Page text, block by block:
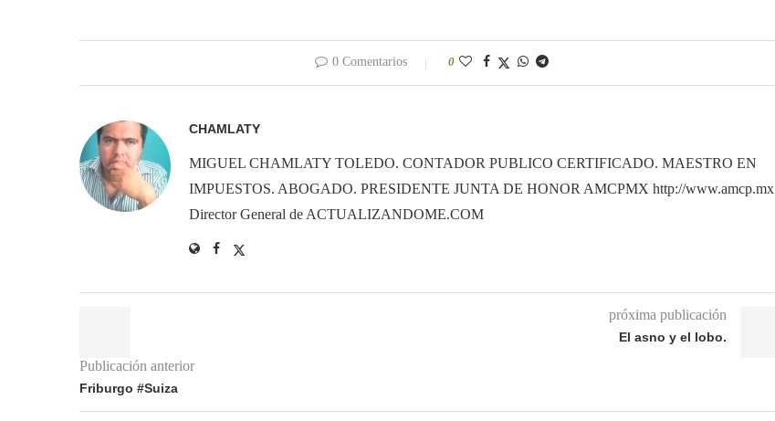
0 Comentarios 0
CHAMLATY
MIGUEL CHAMLATY TOLEDO. CONTADOR PUBLICO CERTIFICADO. MAESTRO EN
IMPUESTOS. ABOGADO. PRESIDENTE JUNTA DE HONOR AMCPMX http://www.amcp.mx
Director General de ACTUALIZANDOME.COM
Publicación anterior
Friburgo #Suiza
próxima publicación
El asno y el lobo.